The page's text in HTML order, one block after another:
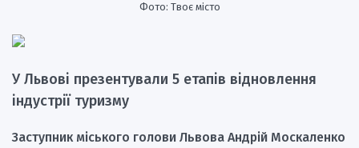
Фото: Твоє місто
У Львові презентували 5 етапів відновлення
індустрії туризму
Заступник міського голови Львова Андрій Москаленко